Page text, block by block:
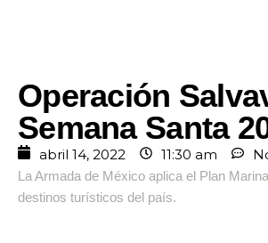
Operación
Semana Santa
abril 14, 2022 11:30 am
La Armada de México aplica el Plan
destinos turísticos del país.